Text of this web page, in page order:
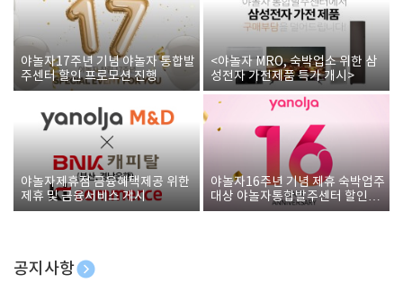
야놀자17주년 기념 야놀자 통합발
주센터 할인 프로모션 진행
<야놀자 MRO, 숙박업소 위한 삼
성전자 가전제품 특가 개시>
야놀자제휴점 금융혜택제공 위한
제휴 및 금융서비스 게시
야놀자16주년 기념 제휴 숙박업주
대상 야놀자통합발주센터 할인쿠
폰 증정
공지사항
[호텔업] 개인정보 처리방침 개정본1 (19.09.02)